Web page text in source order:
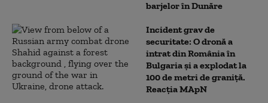
barjelor în Dunăre
Incident grav de
securitate: O dronă a
intrat din România în
Bulgaria şi a explodat la
100 de metri de graniţă.
Reacția MApN